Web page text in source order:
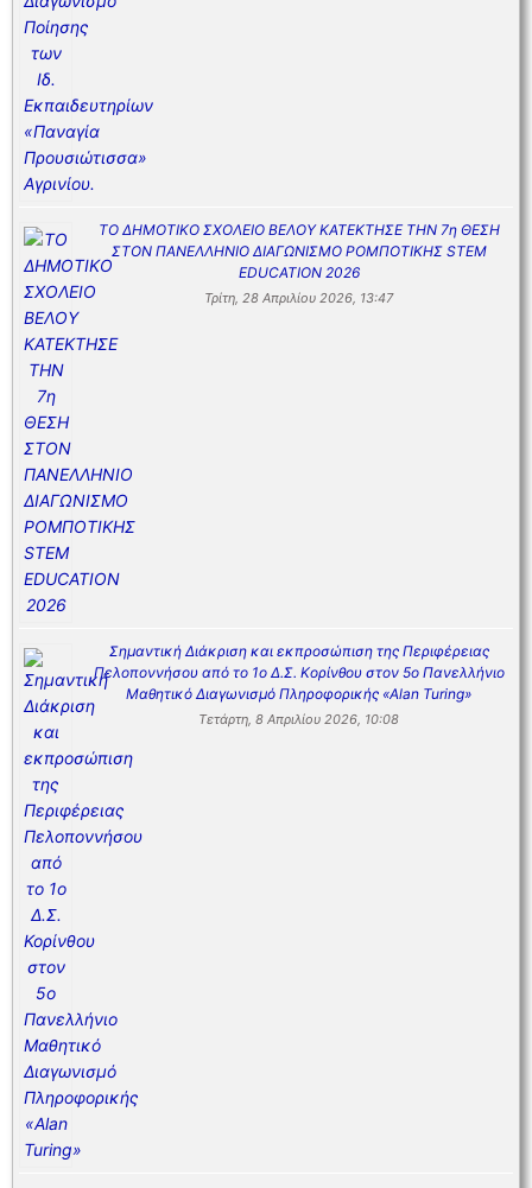
ΤΟ ΔΗΜΟΤΙΚΟ ΣΧΟΛΕΙΟ ΒΕΛΟΥ ΚΑΤΕΚΤΗΣΕ ΤΗΝ 7η ΘΕΣΗ
ΣΤΟΝ ΠΑΝΕΛΛΗΝΙΟ ΔΙΑΓΩΝΙΣΜΟ ΡΟΜΠΟΤΙΚΗΣ STEM
EDUCATION 2026
Τρίτη, 28 Απριλίου 2026, 13:47
Σημαντική Διάκριση και εκπροσώπιση της Περιφέρειας
Πελοποννήσου από το 1ο Δ.Σ. Κορίνθου στον 5ο Πανελλήνιο
Μαθητικό Διαγωνισμό Πληροφορικής «Alan Turing»
Τετάρτη, 8 Απριλίου 2026, 10:08